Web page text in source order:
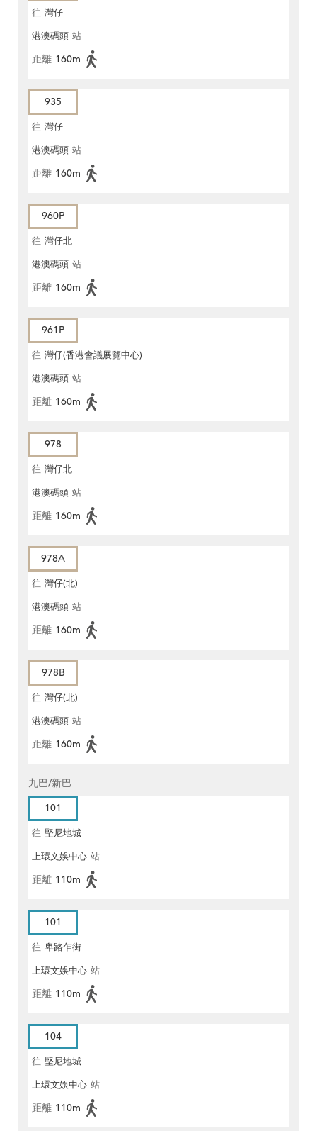
往 灣仔
港澳碼頭 站
距離 160m
935
往 灣仔
港澳碼頭 站
距離 160m
960P
往 灣仔北
港澳碼頭 站
距離 160m
961P
往 灣仔(香港會議展覽中心)
港澳碼頭 站
距離 160m
978
往 灣仔北
港澳碼頭 站
距離 160m
978A
往 灣仔(北)
港澳碼頭 站
距離 160m
978B
往 灣仔(北)
港澳碼頭 站
距離 160m
九巴/新巴
101
往 堅尼地城
上環文娛中心 站
距離 110m
101
往 卑路乍街
上環文娛中心 站
距離 110m
104
往 堅尼地城
上環文娛中心 站
距離 110m